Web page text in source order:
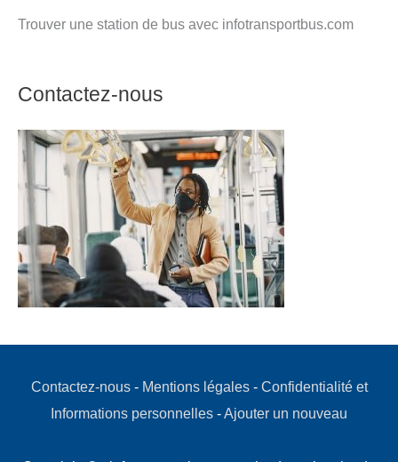
Trouver une station de bus avec infotransportbus.com
Contactez-nous
Contactez-nous- Mentions légales- Confidentialité et
Informations personnelles -Ajouter un nouveau